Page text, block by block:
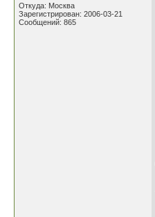
Откуда: Москва
Зарегистрирован: 2006-03-21
Сообщений: 865